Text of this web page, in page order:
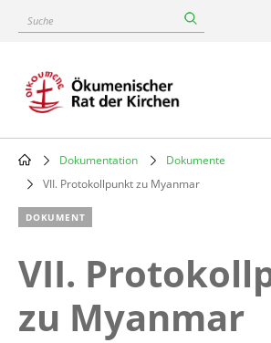
content
Suche
Main
navigation
Breadcrumb
Dokumentation
Dokumente
VII. Protokollpunkt zu Myanmar
DOKUMENT
VII.
zu Myanmar